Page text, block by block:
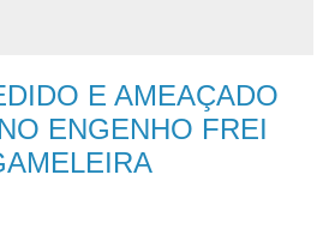
E AMEAÇADO
ENGENHO FREI